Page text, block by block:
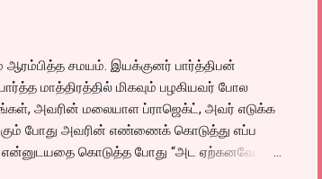
சமயம். இயக்குனர் பார்த்திபன்
மாத்திரத்தில் மிகவும் பழகியவர் போல
அவரின் மலையாள ப்ராஜெக்ட், அவர் எடுக்க
போது அவரின் எண்ணைக் கொடுத்து எப்ப
என்னுடயதை கொடுத்த போது “அட ஏற்கனவே